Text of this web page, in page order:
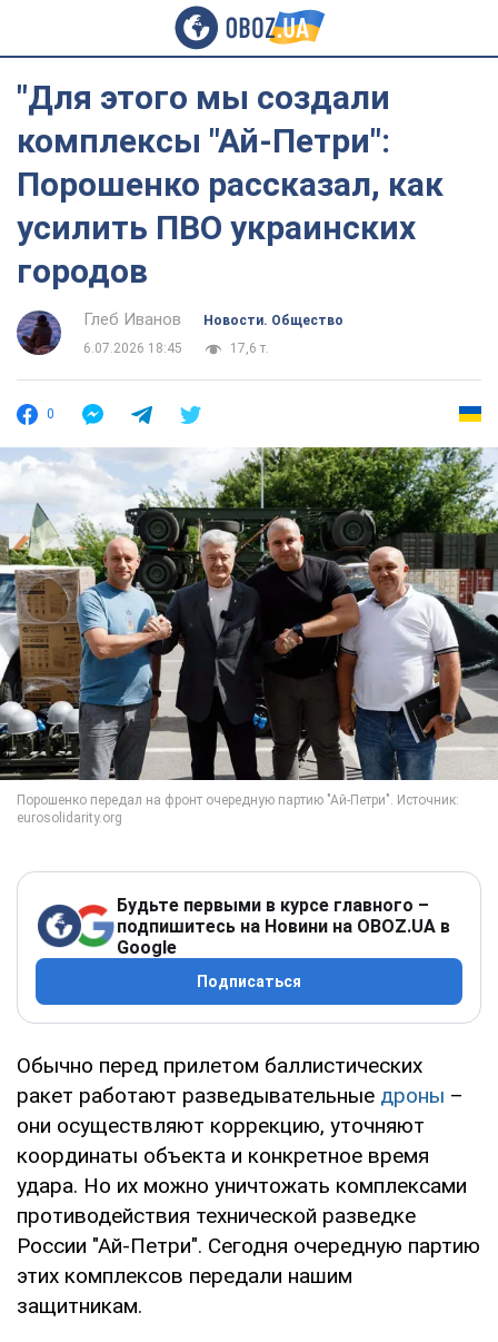
"Для этого мы создали
комплексы "Ай-Петри":
Порошенко рассказал, как
усилить ПВО украинских
городов
Глеб Иванов
Новости. Общество
6.07.2026 18:45
17,6 т.
0
Будьте первыми в курсе главного –
подпишитесь на Новини на OBOZ.UA в
Google
Подписаться
Обычно перед прилетом баллистических
ракет работают разведывательные дроны –
они осуществляют коррекцию, уточняют
координаты объекта и конкретное время
удара. Но их можно уничтожать комплексами
противодействия технической разведке
России "Ай-Петри". Сегодня очередную партию
этих комплексов передали нашим
защитникам.